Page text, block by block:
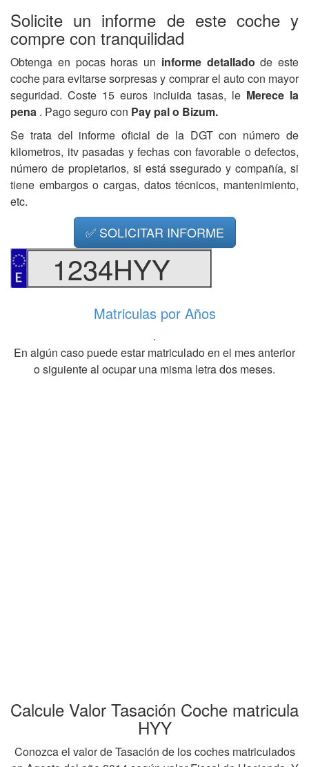
Solicite un informe de este coche y
compre con tranquilidad
Obtenga en pocas horas un informe detalladode este
coche para evitarse sorpresas y comprar el auto con mayor
seguridad. Coste 15 euros incluida tasas, le Merece la
pena . Pago seguro con Pay pal o Bizum.
Se trata del informe oficial de la DGT con número de
kilometros, itv pasadas y fechas con favorable o defectos,
número de propietarios, si está ssegurado y compañía, si
tiene embargos o cargas, datos técnicos, mantenimiento,
etc.
✅ SOLICITAR INFORME
1234HYY
Matriculas por Años
.
En algún caso puede estar matriculado en el mes anterior
o siguiente al ocupar una misma letra dos meses.
Calcule Valor Tasación Coche matricula
HYY
Conozca el valor de Tasación de los coches matriculados